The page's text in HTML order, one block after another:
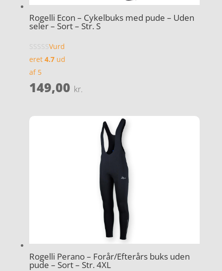
Rogelli Econ – Cykelbuks med pude – Uden
seler – Sort – Str. S
Vurd
eret 4.7ud
af 5
149,00 kr.
Rogelli Perano – Forår/Efterårs buks uden
pude – Sort – Str. 4XL